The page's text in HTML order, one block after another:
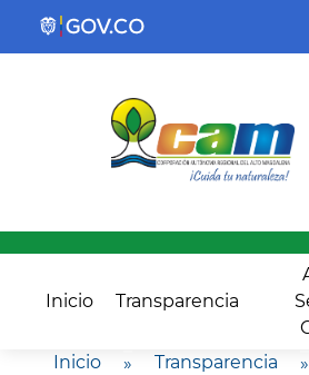
Inicio Transparencia
Inicio » Transparencia »